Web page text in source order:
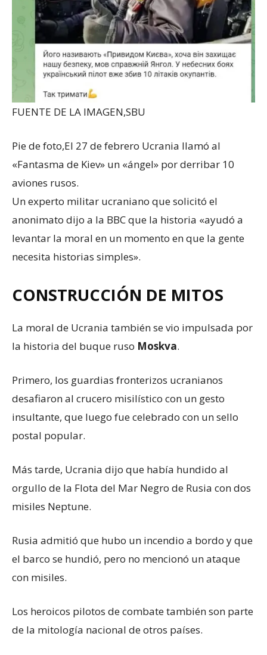
FUENTE DE LA IMAGEN,SBU
Pie de foto,El 27 de febrero Ucrania llamó al
«Fantasma de Kiev» un «ángel» por derribar 10
aviones rusos.
Un experto militar ucraniano que solicitó el
anonimato dijo a la BBC que la historia «ayudó a
levantar la moral en un momento en que la gente
necesita historias simples».
CONSTRUCCIÓN DE MITOS
La moral de Ucrania también se vio impulsada por
la historia del buque ruso Moskva.
Primero, los guardias fronterizos ucranianos
desafiaron al crucero misilístico con un gesto
insultante, que luego fue celebrado con un sello
postal popular.
Más tarde, Ucrania dijo que había hundido al
orgullo de la Flota del Mar Negro de Rusia con dos
misiles Neptune.
Rusia admitió que hubo un incendio a bordo y que
el barco se hundió, pero no mencionó un ataque
con misiles.
Los heroicos pilotos de combate también son parte
de la mitología nacional de otros países.